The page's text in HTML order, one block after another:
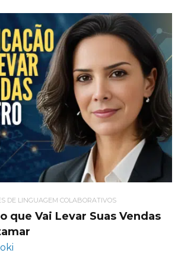
DE LINGUAGEM COLABORATIVOS
que Vai Levar Suas Vendas